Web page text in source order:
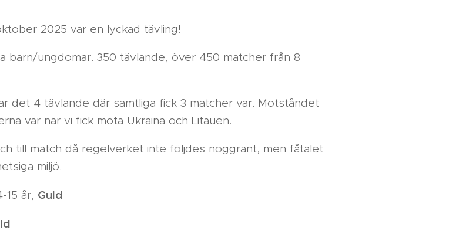
2025 var en lyckad tävling!
barn/ungdomar. 350 tävlande, över 450 matcher från 8
det 4 tävlande där samtliga fick 3 matcher var. Motståndet
var när vi fick möta Ukraina och Litauen.
till match då regelverket inte följdes noggrant, men fåtalet
miljö.
15 år, Guld